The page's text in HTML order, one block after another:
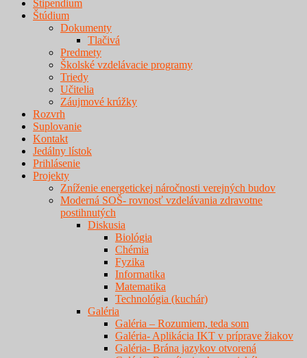
Štipendium
Štúdium
Dokumenty
Tlačivá
Predmety
Školské vzdelávacie programy
Triedy
Učitelia
Záujmové krúžky
Rozvrh
Suplovanie
Kontakt
Jedálny lístok
Prihlásenie
Projekty
Zníženie energetickej náročnosti verejných budov
Moderná SOŠ- rovnosť vzdelávania zdravotne
postihnutých
Diskusia
Biológia
Chémia
Fyzika
Informatika
Matematika
Technológia (kuchár)
Galéria
Galéria – Rozumiem, teda som
Galéria- Aplikácia IKT v príprave žiakov
Galéria- Brána jazykov otvorená